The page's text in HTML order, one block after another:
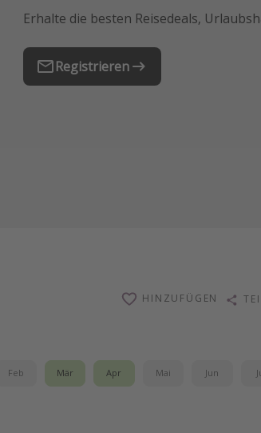
Erhalte die besten Reisedeals,
Registrieren
Buche die besten Reiseschnäppchen
HINZUFÜGEN
Feb Mär Apr Mai Jun